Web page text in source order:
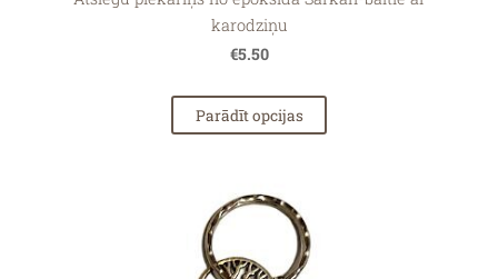
karodziņu
€5.50
Parādīt opcijas